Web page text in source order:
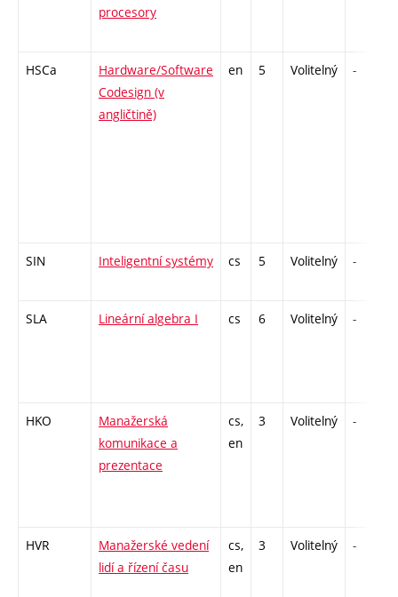
procesory
HSCa
Hardware/Software
Codesign (v
angličtině)
en 5 Volitelný -
SIN Inteligentní systémy cs 5 Volitelný -
SLA Lineární algebra I cs 6 Volitelný -
HKO
Manažerská
komunikace a
prezentace
cs,
en
3 Volitelný -
HVR
Manažerské vedení
lidí a řízení času
cs,
en
3 Volitelný -